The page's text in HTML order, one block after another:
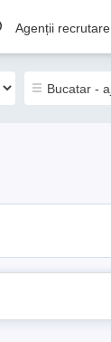
Agenții recrutare